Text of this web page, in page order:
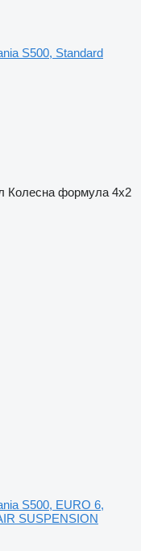
S500, Standard
Колесна формула 4x2
S500, EURO 6,
SUSPENSION